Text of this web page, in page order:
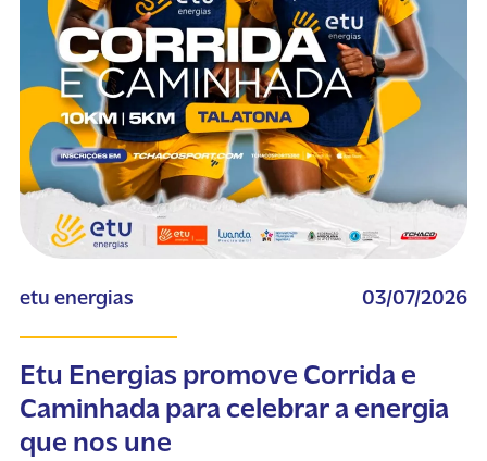
etu energias 03/07/2026
Etu Energias promove Corrida e
Caminhada para celebrar a energia
que nos une